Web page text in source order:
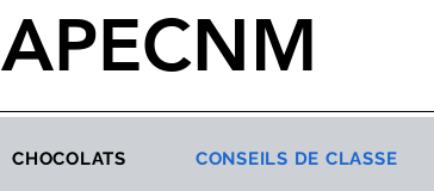
APECNM
CHOCOLATS CONSEILS DE CLASSE